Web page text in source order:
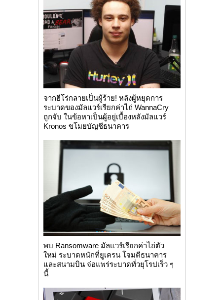
จากฮีโร่กลายเป็นผู้ร้าย! หลังผู้หยุดการ
ระบาดของมัลแวร์เรียกค่าไถ่ WannaCry
ถูกจับ ในข้อหาเป็นผู้อยู่เบื้องหลังมัลแวร์
Kronos ขโมยบัญชีธนาคาร
พบ Ransomware มัลแวร์เรียกค่าไถ่ตัว
ใหม่ ระบาดหนักที่ยูเครน โจมตีธนาคาร
และสนามบิน จ่อแพร่ระบาดทั่วยุโรปเร็ว ๆ
นี้